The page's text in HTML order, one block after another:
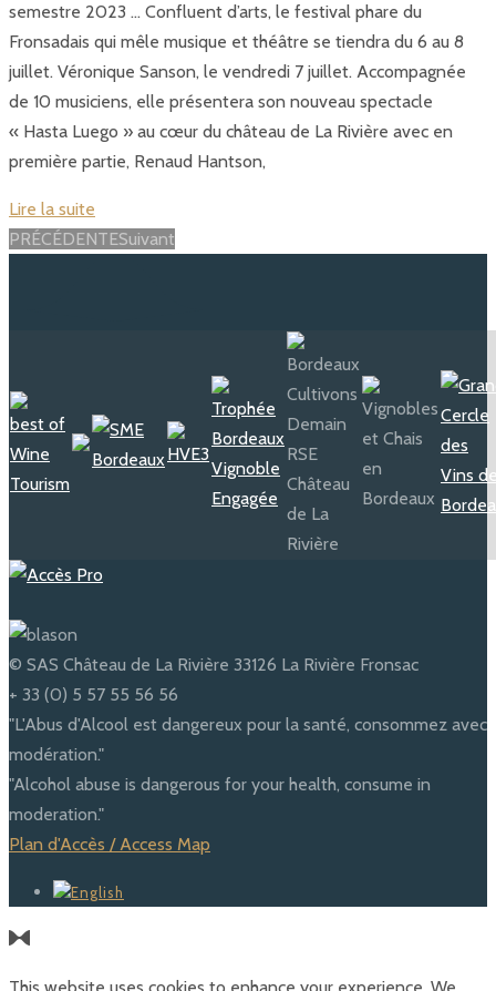
semestre 2023 … Confluent d’arts, le festival phare du
Fronsadais qui mêle musique et théâtre se tiendra du 6 au 8
juillet. Véronique Sanson, le vendredi 7 juillet. Accompagnée
de 10 musiciens, elle présentera son nouveau spectacle
« Hasta Luego » au cœur du château de La Rivière avec en
première partie, Renaud Hantson,
Lire la suite
Posts
PRÉCÉDENTESuivant
© SAS Château de La Rivière 33126 La Rivière Fronsac
+ 33 (0) 5 57 55 56 56
"L'Abus d'Alcool est dangereux pour la santé, consommez avec
modération."
"Alcohol abuse is dangerous for your health, consume in
moderation."
Plan d'Accès / Access Map